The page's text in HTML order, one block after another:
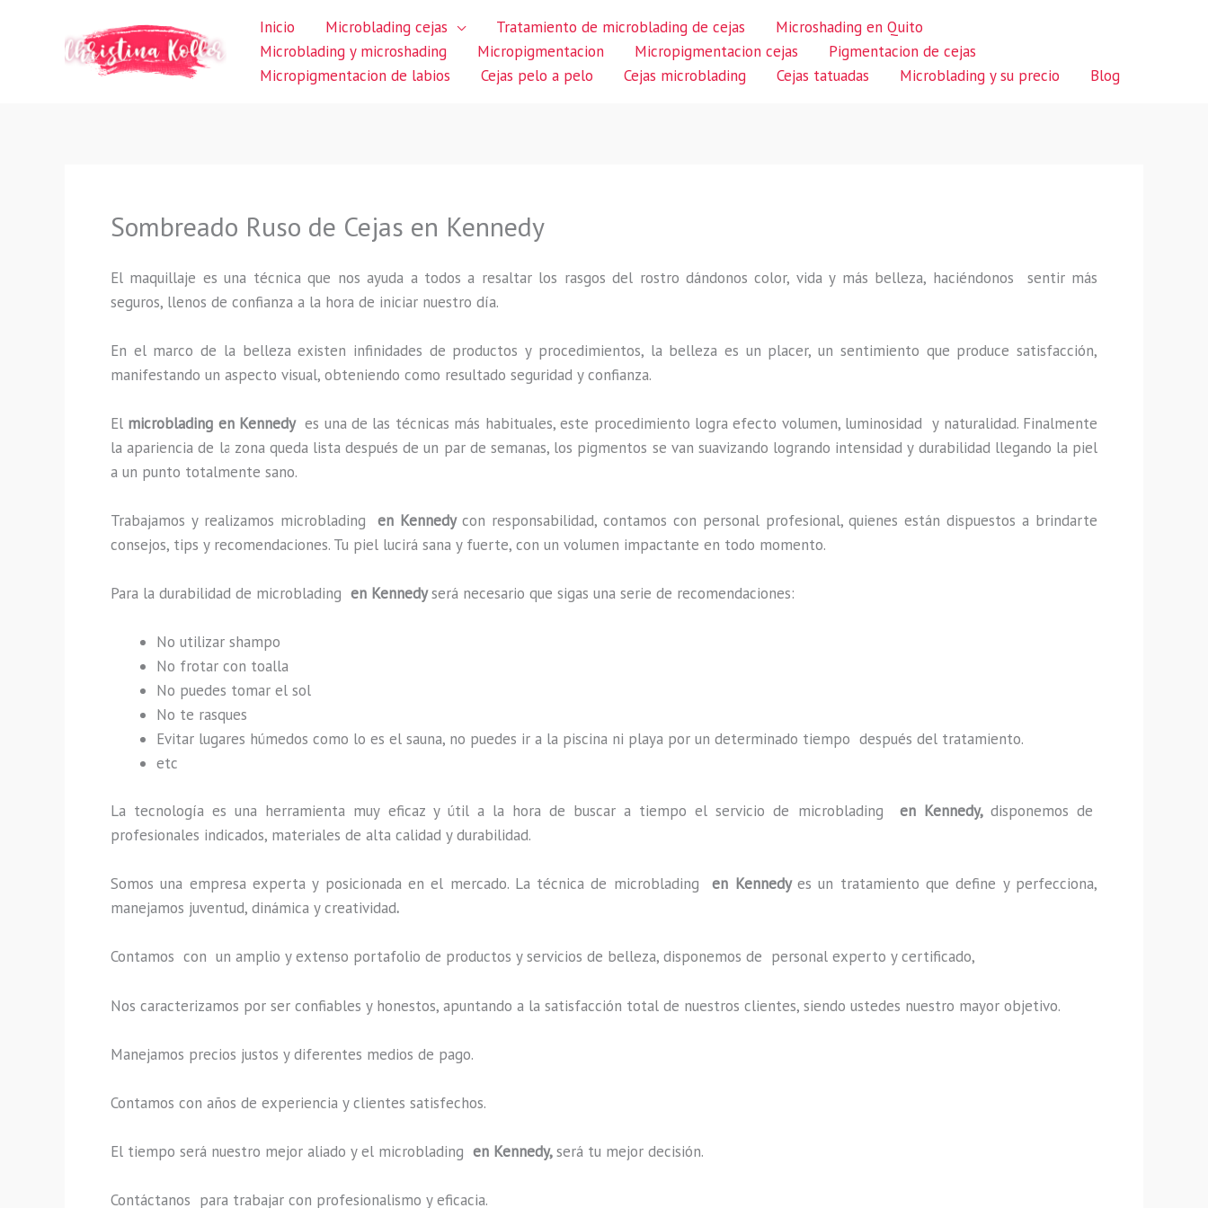
Inicio Microblading cejas Tratamiento de microblading de cejas
Microshading en Quito
Microblading y microshading
Micropigmentacion Micropigmentacion cejas
Pigmentacion de cejas
Micropigmentacion de labios
Cejas pelo a pelo Cejas microblading Cejas tatuadas Microblading y su precio Blog
Sombreado Ruso de Cejas en Kennedy
El maquillaje es una técnica que nos ayuda a todos a resaltar los rasgos del rostro dándonos color, vida y más belleza, haciéndonos sentir más
seguros, llenos de confianza a la hora de iniciar nuestro día.
En el marco de la belleza existen infinidades de productos y procedimientos, la belleza es un placer, un sentimiento que produce satisfacción,
manifestando un aspecto visual, obteniendo como resultado seguridad y confianza.
El microblading en Kennedyes una de las técnicas más habituales, este procedimiento logra efecto volumen, luminosidad y naturalidad. Finalmente
la apariencia de la zona queda lista después de un par de semanas, los pigmentos se van suavizando logrando intensidad y durabilidad llegando la piel
a un punto totalmente sano.
Trabajamos y realizamos microblading en Kennedycon responsabilidad, contamos con personal profesional, quienes están dispuestos a brindarte
consejos, tips y recomendaciones. Tu piel lucirá sana y fuerte, con un volumen impactante en todo momento.
Para la durabilidad de microblading en Kennedyserá necesario que sigas una serie de recomendaciones:
No utilizar shampo
No frotar con toalla
No puedes tomar el sol
No te rasques
Evitar lugares húmedos como lo es el sauna, no puedes ir a la piscina ni playa por un determinado tiempo después del tratamiento.
etc
La tecnología es una herramienta muy eficaz y útil a la hora de buscar a tiempo el servicio de microblading en Kennedy, disponemos de
profesionales indicados, materiales de alta calidad y durabilidad.
Somos una empresa experta y posicionada en el mercado. La técnica de microblading en Kennedyes un tratamiento que define y perfecciona,
manejamos juventud, dinámica y creatividad.
Contamos con un amplio y extenso portafolio de productos y servicios de belleza, disponemos de personal experto y certificado,
Nos caracterizamos por ser confiables y honestos, apuntando a la satisfacción total de nuestros clientes, siendo ustedes nuestro mayor objetivo.
Manejamos precios justos y diferentes medios de pago.
Contamos con años de experiencia y clientes satisfechos.
El tiempo será nuestro mejor aliado y el microblading en Kennedy,será tu mejor decisión.
Contáctanos para trabajar con profesionalismo y eficacia.